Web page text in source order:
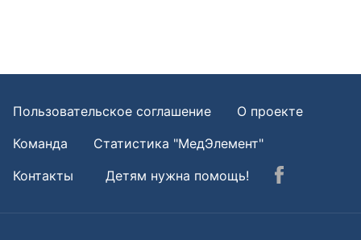
Пользовательское соглашение
О проекте
Команда
Статистика "МедЭлемент"
Контакты
Детям нужна помощь!